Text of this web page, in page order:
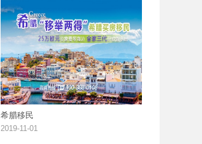
希腊移民
2019-11-01